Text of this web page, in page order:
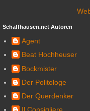
Schaffhausen.net Autoren
Agent
Beat Hochheuser
Bockmister
Der Politologe
Der Querdenker